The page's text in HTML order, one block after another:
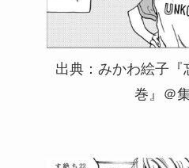
出典：みかわ絵子『
巻』＠